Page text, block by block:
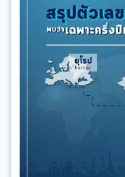
สมควร แต่ก็จำเป็นต้อง
เป็นช่วงโควิด-19 ใจคว
รัฐบาลและหน่วยงานที่
สามารถกระทำได้ตามข
เกิดขึ้น โดยที่บริษัทขน
มาตรการที่บังคับใช้กับบ
มา แต่ต้องเข้าใจว่าเป็น
จะได้รับการตอบรับจาก
ใช้ได้มากน้อยเพียงใด
ที แต่ที่แน่ ๆ ตอนนี้มีปาน